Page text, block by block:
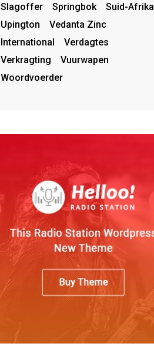
Slagoffer
Springbok
Suid-Afrika
Upington
Vedanta Zinc
International
Verdagtes
Verkragting
Vuurwapen
Woordvoerder